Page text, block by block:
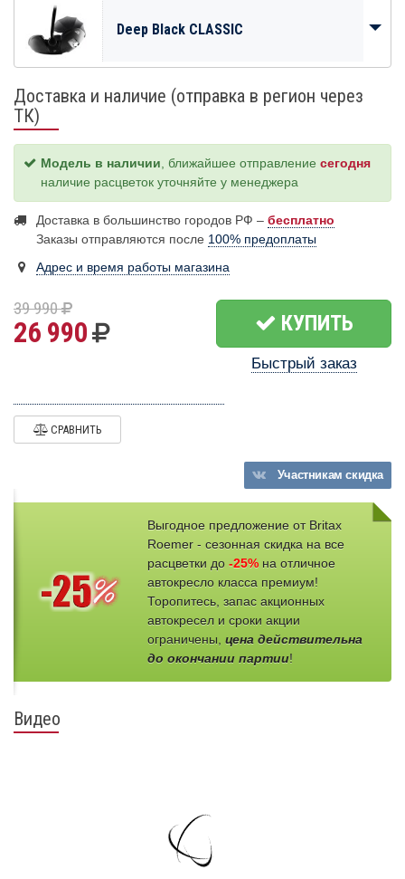
Deep Black CLASSIC
Доставка и наличие (отправка в регион через
ТК)
Модель в наличии, ближайшее отправление сегодня
наличие расцветок уточняйте у менеджера
Доставка в большинство городов РФ – бесплатно
Заказы отправляются после 100% предоплаты
Адрес и время работы магазина
39 990
26 990 КУПИТЬ
Быстрый заказ
СРАВНИТЬ
Участникамскидка
Выгодное предложение от Britax
Roemer - сезонная скидка на все
расцветки до -25% на отличное
автокресло класса премиум!
Торопитесь, запас акционных
автокресел и сроки акции
ограничены, цена действительна
до окончании партии!
Видео